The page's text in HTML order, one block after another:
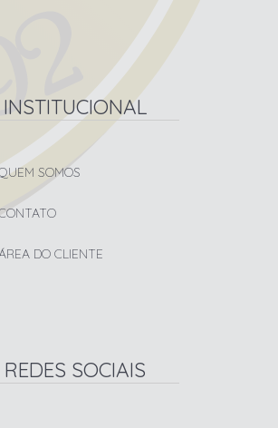
INSTITUCIONAL
SOMOS
DO CLIENTE
REDES SOCIAIS